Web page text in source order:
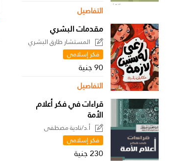
التفاصيل
مقدمات البشري
المستشار طارق البشري
فكر إسلامي
90 جنية
التفاصيل
قراءات في فكر أعلام
الأمة
أ.د/نادية مصطفى
فكر إسلامي
230 جنية